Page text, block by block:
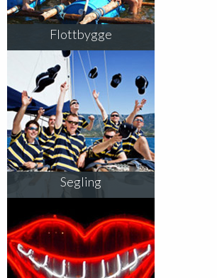
Flottbygge
Segling